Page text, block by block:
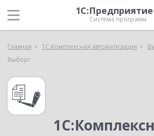
Система программ
Главная 1С:Комплексная автоматизация
Выборг